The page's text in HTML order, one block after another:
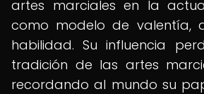
artes marciales en la
como modelo de valentía,
habilidad. Su influencia
tradición de las artes
recordando al mundo su